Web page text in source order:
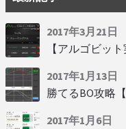
2017年3月21日
【アルゴビッ
2017年1月13日
勝てるBO攻略
2017年1月6日